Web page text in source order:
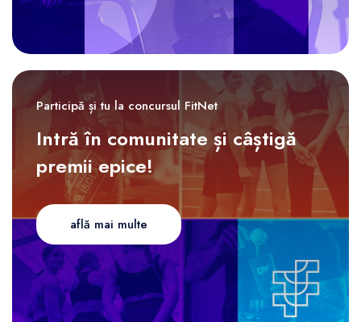
Participă și tu la concursul FitNet
Intră în comunitate și câștigă
premii epice!
află mai multe